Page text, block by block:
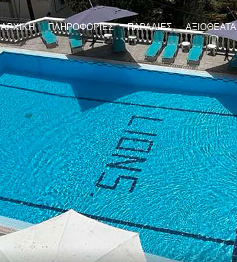
ΑΡΧΙΚΗ ΠΛΗΡΟΦΟΡΙΕΣ ΠΑΡΑΛΙΕΣ ΑΞΙΟΘΕΑΤΑ